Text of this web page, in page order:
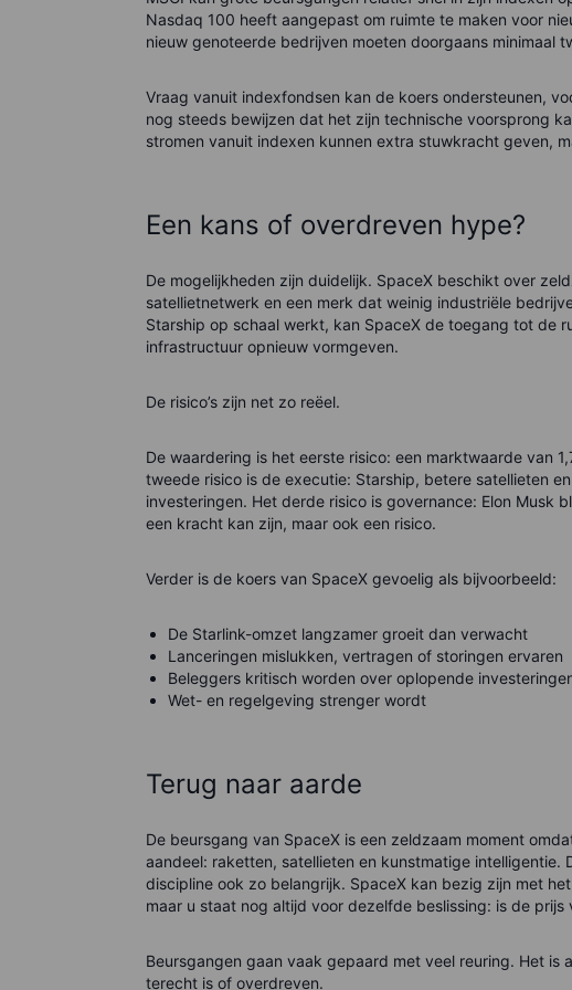
Nasdaq 100 heeft aangepast om ruimte te maken voor
nieuw genoteerde bedrijven moeten doorgaans minimaal
Vraag vanuit indexfondsen kan de koers ondersteunen,
nog steeds bewijzen dat het zijn technische voorsprong
stromen vanuit indexen kunnen extra stuwkracht geven,
Een kans of overdreven hype?
De mogelijkheden zijn duidelijk. SpaceX beschikt over
satellietnetwerk en een merk dat weinig industriële
Starship op schaal werkt, kan SpaceX de toegang tot de
infrastructuur opnieuw vormgeven.
De risico’s zijn net zo reëel.
De waardering is het eerste risico: een marktwaarde van
tweede risico is de executie: Starship, betere satellieten
investeringen. Het derde risico is governance: Elon Musk
een kracht kan zijn, maar ook een risico.
Verder is de koers van SpaceX gevoelig als bijvoorbeeld:
De Starlink-omzet langzamer groeit dan verwacht
Lanceringen mislukken, vertragen of storingen ervaren
Beleggers kritisch worden over oplopende
Wet- en regelgeving strenger wordt
Terug naar aarde
De beursgang van SpaceX is een zeldzaam moment
aandeel: raketten, satellieten en kunstmatige intelligentie.
discipline ook zo belangrijk. SpaceX kan bezig zijn met
maar u staat nog altijd voor dezelfde beslissing: is de
Beursgangen gaan vaak gepaard met veel reuring. Het
terecht is of overdreven.